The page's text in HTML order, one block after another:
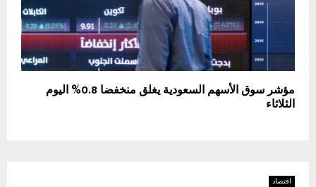
مؤشر سوق الأسهم السعودية يغلق منخفضا 0.8% اليوم
الثلاثاء
اقتصاد